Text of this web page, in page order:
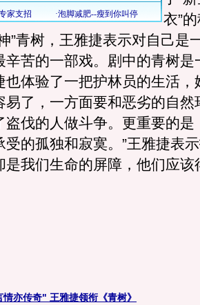
衣”
”青树，王雅捷表示对自己是
辛苦的一部戏。剧中的青树是
也体验了一把护林员的生活，
易了，一方面要和恶劣的自然
盗伐的人做斗争。更重要的是
受的孤独和寂寞。”王雅捷表
是我们生命的屏障，他们应该
情亦传奇" 王雅捷领衔《青树》